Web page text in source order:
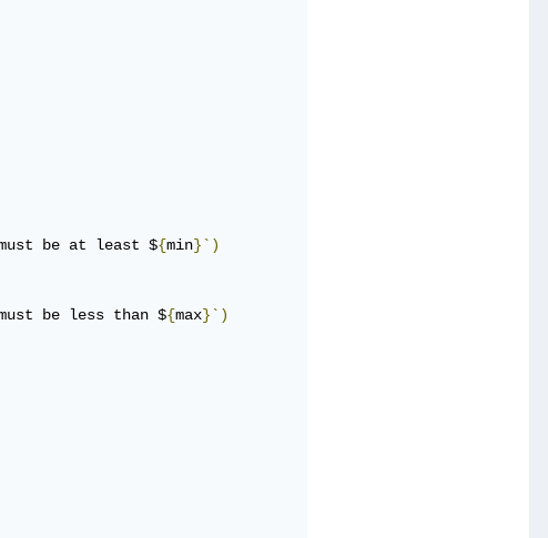
be at least ${min}`)
be less than ${max}`)